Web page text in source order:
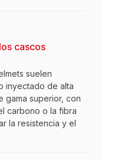
cascos
suelen
inyectado de alta
gama superior, con
carbono o la fibra
la resistencia y el